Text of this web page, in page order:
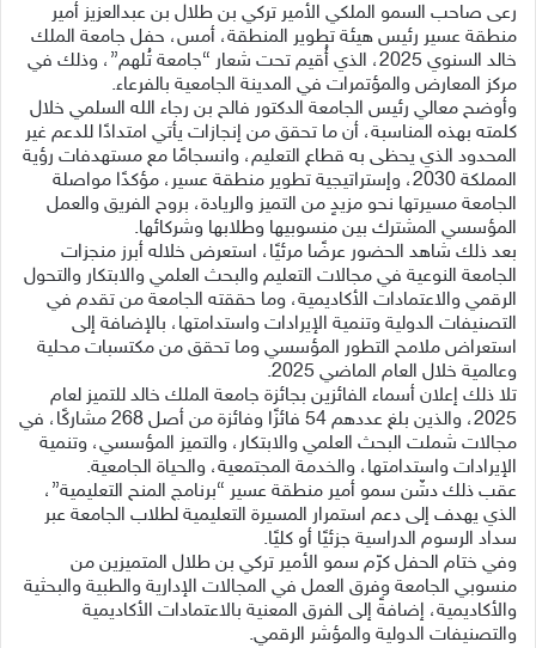
رعى صاحب السمو الملكي الأمير تركي بن طلال بن عبدالعزيز أمير
منطقة عسير رئيس هيئة تطوير المنطقة، أمس، حفل جامعة الملك
خالد السنوي 2025، الذي أُقيم تحت شعار “جامعة تُلهم”، وذلك في
مركز المعارض والمؤتمرات في المدينة الجامعية بالفرعاء.
وأوضح معالي رئيس الجامعة الدكتور فالح بن رجاء الله السلمي خلال
كلمته بهذه المناسبة، أن ما تحقق من إنجازات يأتي امتدادًا للدعم غير
المحدود الذي يحظى به قطاع التعليم، وانسجامًا مع مستهدفات رؤية
المملكة 2030، وإستراتيجية تطوير منطقة عسير، مؤكدًا مواصلة
الجامعة مسيرتها نحو مزيدٍ من التميز والريادة، بروح الفريق والعمل
المؤسسي المشترك بين منسوبيها وطلابها وشركائها.
بعد ذلك شاهد الحضور عرضًا مرئيًا، استعرض خلاله أبرز منجزات
الجامعة النوعية في مجالات التعليم والبحث العلمي والابتكار والتحول
الرقمي والاعتمادات الأكاديمية، وما حققته الجامعة من تقدم في
التصنيفات الدولية وتنمية الإيرادات واستدامتها، بالإضافة إلى
استعراض ملامح التطور المؤسسي وما تحقق من مكتسبات محلية
وعالمية خلال العام الماضي 2025.
تلا ذلك إعلان أسماء الفائزين بجائزة جامعة الملك خالد للتميز لعام
2025، والذين بلغ عددهم 54 فائزًا وفائزة من أصل 268 مشاركًا، في
مجالات شملت البحث العلمي والابتكار، والتميز المؤسسي، وتنمية
الإيرادات واستدامتها، والخدمة المجتمعية، والحياة الجامعية.
عقب ذلك دشّن سمو أمير منطقة عسير “برنامج المنح التعليمية”،
الذي يهدف إلى دعم استمرار المسيرة التعليمية لطلاب الجامعة عبر
سداد الرسوم الدراسية جزئيًا أو كليًا.
وفي ختام الحفل كرّم سمو الأمير تركي بن طلال المتميزين من
منسوبي الجامعة وفرق العمل في المجالات الإدارية والطبية والبحثية
والأكاديمية، إضافةً إلى الفرق المعنية بالاعتمادات الأكاديمية
والتصنيفات الدولية والمؤشر الرقمي.